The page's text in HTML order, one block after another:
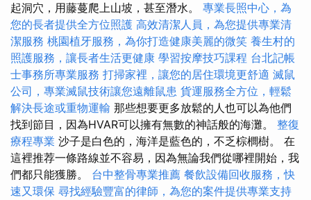
起洞穴，用藤蔓爬上山坡，甚至潛水。 專業長照中心，為
您的長者提供全方位照護 高效清潔人員，為您提供專業清
潔服務 桃園植牙服務，為你打造健康美麗的微笑 養生村的
照護服務，讓長者生活更健康 學習按摩技巧課程 台北記帳
士事務所專業服務 打掃家裡，讓您的居住環境更舒適 滅鼠
公司，專業滅鼠技術讓您遠離鼠患 貨運服務全方位，輕鬆
解決長途或重物運輸 那些想要更多放鬆的人也可以為他們
找到節目，因為HVAR可以擁有無​​數的神話般的海灘。 整復
療程專業 沙子是白色的，海洋是藍色的，不乏棕櫚樹。 在
這裡推荐一條路線並不容易，因為無論我們從哪裡開始，我
們都只能獲勝。 台中整骨專業推薦 餐飲設備回收服務，快
速又環保 尋找經驗豐富的律師，為您的案件提供專業支持